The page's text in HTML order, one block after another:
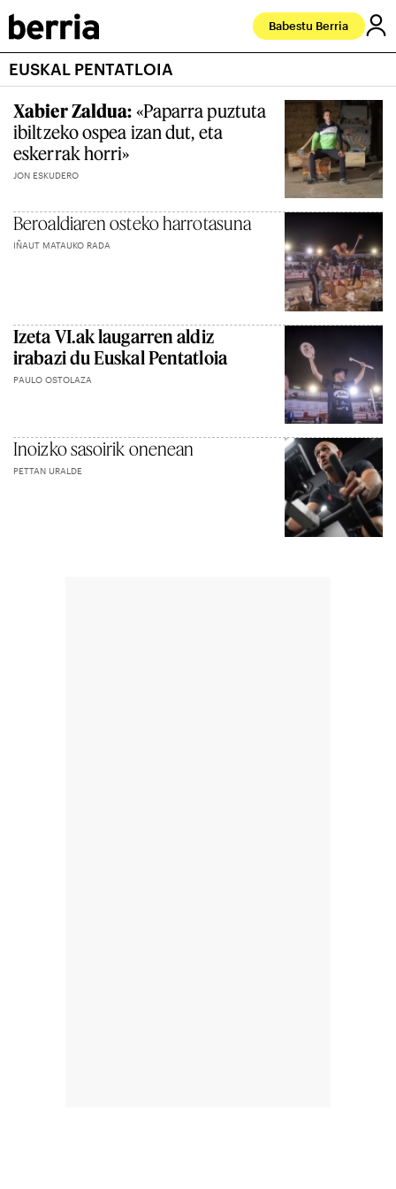
Babestu Berria
EUSKAL PENTATLOIA
Xabier Zaldua: «Paparra puztuta
ibiltzeko ospea izan dut, eta
eskerrak horri»
JON ESKUDERO
Beroaldiaren osteko harrotasuna
IÑAUT MATAUKO RADA
Izeta VI.ak laugarren aldiz
irabazi du Euskal Pentatloia
PAULO OSTOLAZA
Inoizko sasoirik onenean
PETTAN URALDE